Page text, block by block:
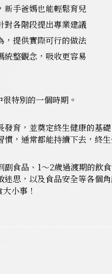
手爸媽也能輕鬆育兒
各階段提出專業建議
提供實際可行的做法
整觀念，吸收更容易
特別的一個時期。
育，並奠定終生健康的基
，通常都能持續下去，終
食品、1～2歲過渡期的飲
思，以及食品安全等各個
小事！